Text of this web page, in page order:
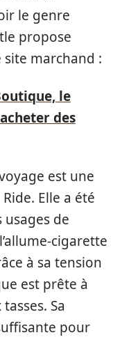
le genre
propose
site marchand :
le
des
est une
Elle a été
usages de
cigarette
à sa tension
est prête à
Sa
pour